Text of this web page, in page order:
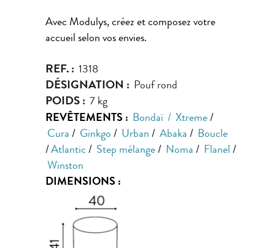
Avec Modulys, créez et composez votre
accueil selon vos envies.
REF. : 1318
DÉSIGNATION : Pouf rond
POIDS : 7 kg
REVÊTEMENTS : Bondaï / Xtreme /
Cura / Ginkgo / Urban / Abaka / Boucle
/ Atlantic / Step mélange / Noma / Flanel /
Winston
DIMENSIONS :